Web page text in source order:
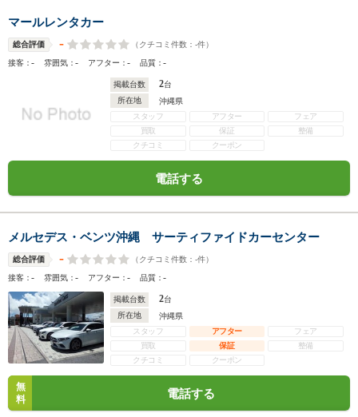
マールレンタカー
総合評価 - （クチコミ件数： -件）
接客：- 雰囲気：- アフター：- 品質：-
掲載台数 2台
所在地
沖縄県
スタッフ
アフター
フェア
買取
保証
整備
クチコミ
クーポン
電話する
メルセデス・ベンツ沖縄 サーティファイドカーセンター
総合評価 - （クチコミ件数： -件）
接客：- 雰囲気：- アフター：- 品質：-
掲載台数 2台
所在地
沖縄県
スタッフ
アフター
フェア
買取
保証
整備
クチコミ
クーポン
無
料
電話する